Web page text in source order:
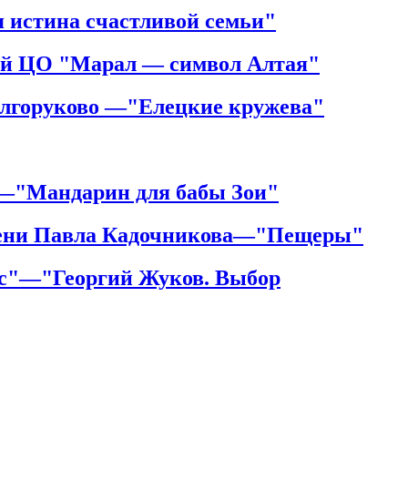
счастливой семьи"
ЦО "Марал — символ Алтая"
—"Елецкие кружева"
для бабы Зои"
Павла Кадочникова—"Пещеры"
Жуков. Выбор